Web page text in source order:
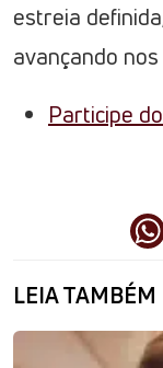
estreia
avançando
Participe
LEIA TAMBÉM